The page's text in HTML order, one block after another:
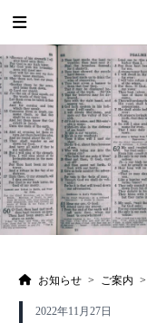
お知らせ > ご案内 >
2022年11月27日